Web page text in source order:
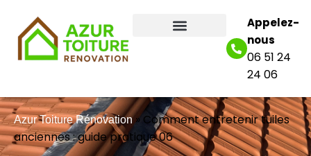
Appelez-
nous
06 51 24
24 06
Azur Toiture Rénovation»Comment entretenir tuiles
anciennes : guide pratique 06